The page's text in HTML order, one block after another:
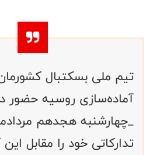
تیم ملی بسکتبال
آماده‌سازی روسیه حضور
_چهارشنبه هجدهم
تدارکاتی خود را مقابل